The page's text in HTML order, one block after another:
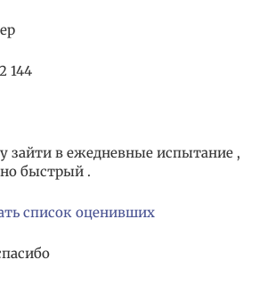
144
зайти в ежедневные испытание ,
быстрый .
список оценивших